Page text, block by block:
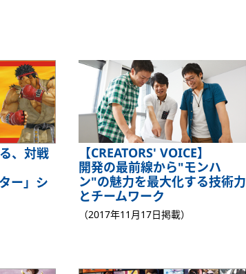
、対戦
ー」シ
【CREATORS' VOICE】
開発の最前線から"モンハ
ン"の魅力を最大化する技術力
とチームワーク
（2017年11月17日掲載）